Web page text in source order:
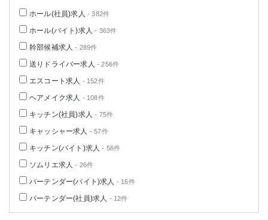
ホール(社員)求人 - 382件
ホール(バイト)求人 - 363件
幹部候補求人 - 289件
送りドライバー求人 - 256件
エスコート求人 - 152件
ヘアメイク求人 - 108件
キッチン(社員)求人 - 75件
キャッシャー求人 - 57件
キッチン(バイト)求人 - 56件
ソムリエ求人 - 26件
バーテンダー(バイト)求人 - 16件
バーテンダー(社員)求人 - 12件
該当求人